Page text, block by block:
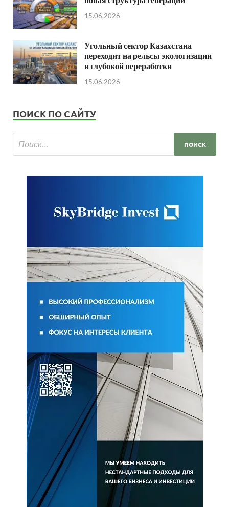
15.06.2026
Угольный сектор Казахстана
переходит на рельсы экологизации
и глубокой переработки
15.06.2026
ПОИСК ПО САЙТУ